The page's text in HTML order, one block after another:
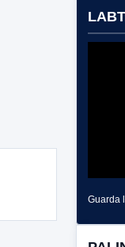
Guarda